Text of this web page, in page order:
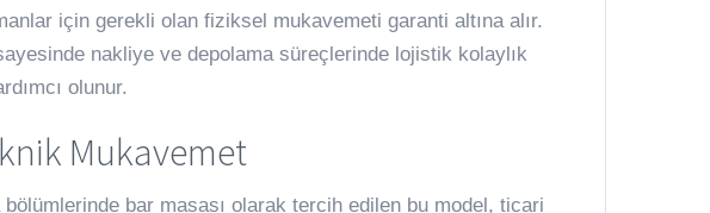
için gerekli olan fiziksel mukavemeti garanti altına alır.
nakliye ve depolama süreçlerinde lojistik kolaylık
olunur.
Mukavemet
bar masası olarak tercih edilen bu model, ticari